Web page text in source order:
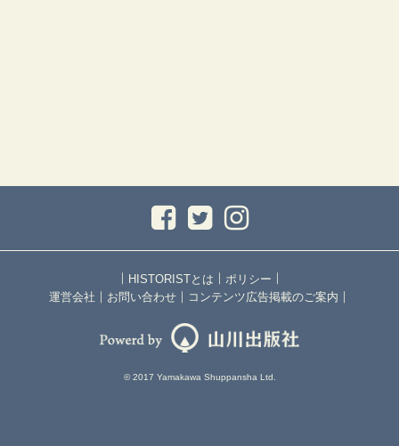
｜ HISTORISTとは ｜ ポリシー ｜
運営会社 ｜ お問い合わせ ｜ コンテンツ広告掲載のご案内 ｜
© 2017 Yamakawa Shuppansha Ltd.